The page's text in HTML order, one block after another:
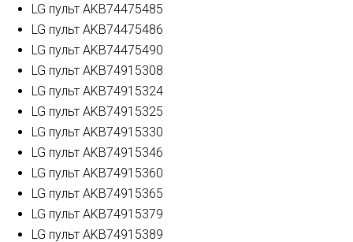
LG пульт AKB74475485
LG пульт AKB74475486
LG пульт AKB74475490
LG пульт AKB74915308
LG пульт AKB74915324
LG пульт AKB74915325
LG пульт AKB74915330
LG пульт AKB74915346
LG пульт AKB74915360
LG пульт AKB74915365
LG пульт AKB74915379
LG пульт AKB74915389